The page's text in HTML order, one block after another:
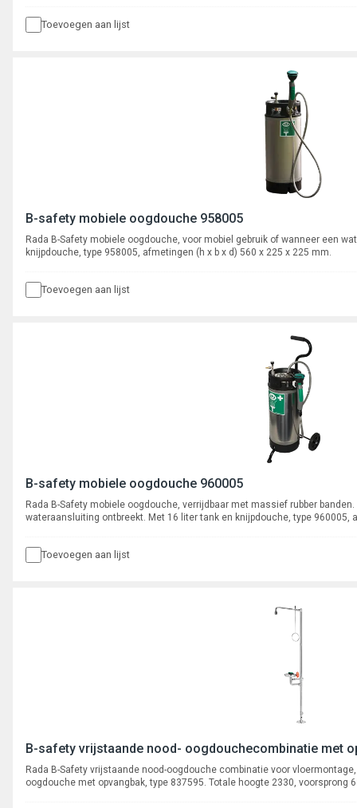
Toevoegen aan lijst
B-safety mobiele oogdouche 958005
Rada B-Safety mobiele oogdouche, voor mobiel gebruik of wanneer een
knijpdouche, type 958005, afmetingen (h x b x d) 560 x 225 x 225 mm.
Toevoegen aan lijst
B-safety mobiele oogdouche 960005
Rada B-Safety mobiele oogdouche, verrijdbaar met massief rubber
wateraansluiting ontbreekt. Met 16 liter tank en knijpdouche, type 960005,
Toevoegen aan lijst
B-safety vrijstaande nood- oogdouchecombinatie met
Rada B-Safety vrijstaande nood-oogdouche combinatie voor
oogdouche met opvangbak, type 837595. Totale hoogte 2330,